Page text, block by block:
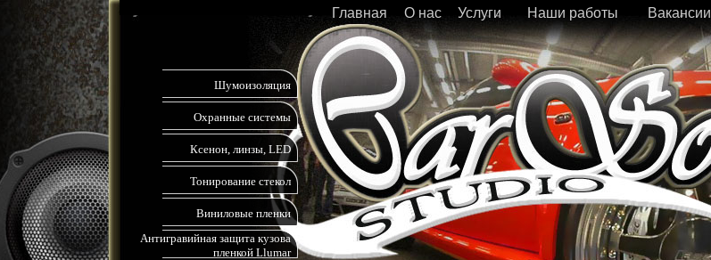
Шумоизоляция
Охранные системы
Ксенон, линзы, LED
Тонирование стекол
Виниловые пленки
Антигравийная защита кузова
пленкой Llumar
Главная О нас Услуги Наши работы Вакансии